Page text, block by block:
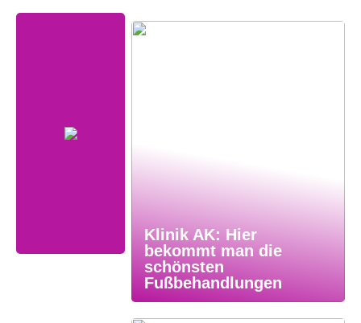
Klinik AK: Hier
bekommt man die
schönsten
Fußbehandlungen